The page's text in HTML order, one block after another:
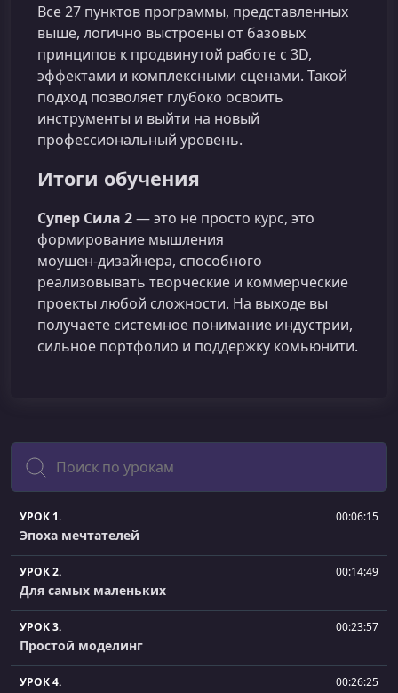
Все 27 пунктов программы, представленных
выше, логично выстроены от базовых
принципов к продвинутой работе с 3D,
эффектами и комплексными сценами. Такой
подход позволяет глубоко освоить
инструменты и выйти на новый
профессиональный уровень.
Итоги обучения
Супер Сила 2— это не просто курс, это
формирование мышления
моушен‑дизайнера, способного
реализовывать творческие и коммерческие
проекты любой сложности. На выходе вы
получаете системное понимание индустрии,
сильное портфолио и поддержку комьюнити.
Поиск
УРОК 1. 00:06:15
Эпоха мечтателей
УРОК 2. 00:14:49
Для самых маленьких
УРОК 3. 00:23:57
Простой моделинг
УРОК 4. 00:26:25